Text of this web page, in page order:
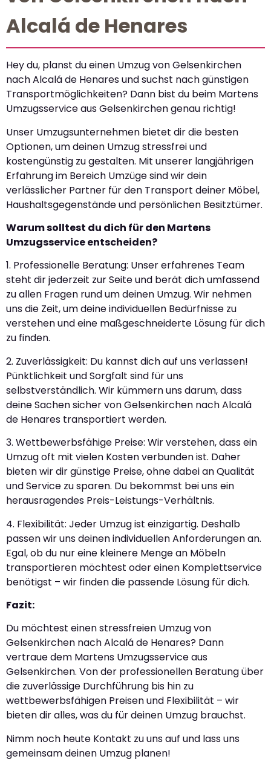
Alcalá de Henares
Hey du, planst du einen Umzug von Gelsenkirchen
nach Alcalá de Henares und suchst nach günstigen
Transportmöglichkeiten? Dann bist du beim Martens
Umzugsservice aus Gelsenkirchen genau richtig!
Unser Umzugsunternehmen bietet dir die besten
Optionen, um deinen Umzug stressfrei und
kostengünstig zu gestalten. Mit unserer langjährigen
Erfahrung im Bereich Umzüge sind wir dein
verlässlicher Partner für den Transport deiner Möbel,
Haushaltsgegenstände und persönlichen Besitztümer.
Warum solltest du dich für den Martens
Umzugsservice entscheiden?
1. Professionelle Beratung: Unser erfahrenes Team
steht dir jederzeit zur Seite und berät dich umfassend
zu allen Fragen rund um deinen Umzug. Wir nehmen
uns die Zeit, um deine individuellen Bedürfnisse zu
verstehen und eine maßgeschneiderte Lösung für dich
zu finden.
2. Zuverlässigkeit: Du kannst dich auf uns verlassen!
Pünktlichkeit und Sorgfalt sind für uns
selbstverständlich. Wir kümmern uns darum, dass
deine Sachen sicher von Gelsenkirchen nach Alcalá
de Henares transportiert werden.
3. Wettbewerbsfähige Preise: Wir verstehen, dass ein
Umzug oft mit vielen Kosten verbunden ist. Daher
bieten wir dir günstige Preise, ohne dabei an Qualität
und Service zu sparen. Du bekommst bei uns ein
herausragendes Preis-Leistungs-Verhältnis.
4. Flexibilität: Jeder Umzug ist einzigartig. Deshalb
passen wir uns deinen individuellen Anforderungen an.
Egal, ob du nur eine kleinere Menge an Möbeln
transportieren möchtest oder einen Komplettservice
benötigst – wir finden die passende Lösung für dich.
Fazit:
Du möchtest einen stressfreien Umzug von
Gelsenkirchen nach Alcalá de Henares? Dann
vertraue dem Martens Umzugsservice aus
Gelsenkirchen. Von der professionellen Beratung über
die zuverlässige Durchführung bis hin zu
wettbewerbsfähigen Preisen und Flexibilität – wir
bieten dir alles, was du für deinen Umzug brauchst.
Nimm noch heute Kontakt zu uns auf und lass uns
gemeinsam deinen Umzug planen!